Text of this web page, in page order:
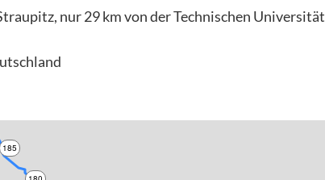
nur 29 km von der Technischen Universität
185